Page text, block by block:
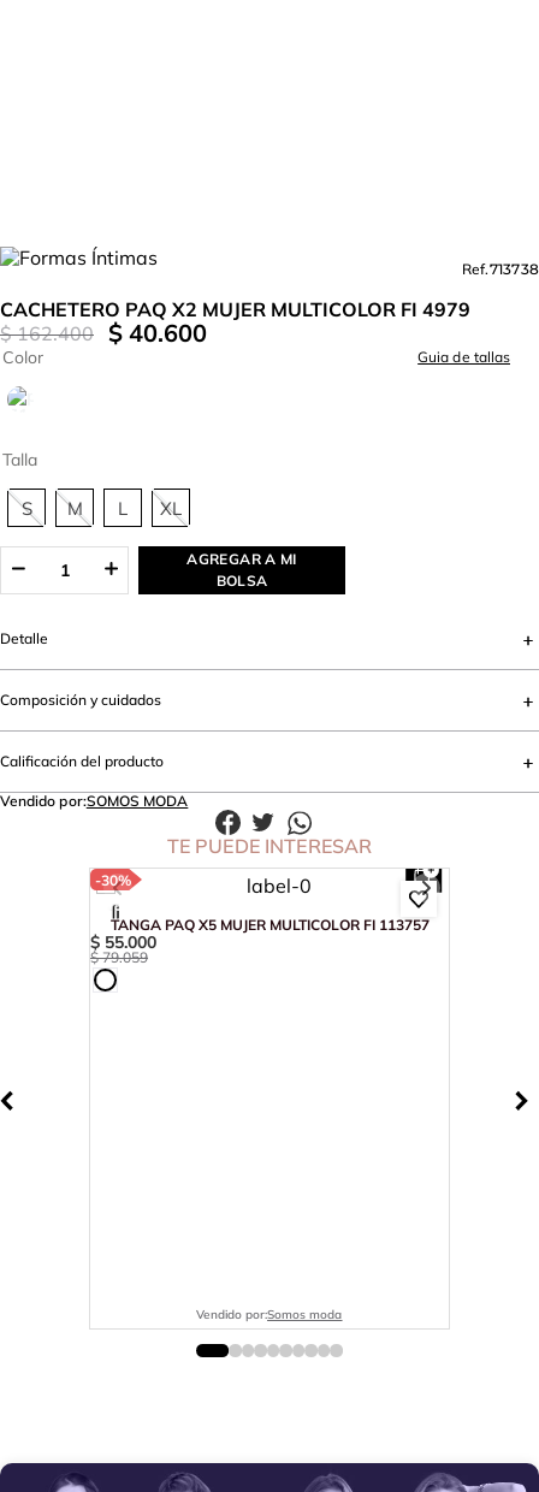
Ref.713738
CACHETERO PAQ X2 MUJER MULTICOLOR FI 4979
$ 162.400 $ 40.600
Talla
S M L XL
Color Guia de tallas
AGREGAR A MI
BOLSA
Detalle
Composición y cuidados
Calificación del producto
Vendido por:SOMOS MODA
TE PUEDE INTERESAR
-30%
TANGA PAQ X5 MUJER MULTICOLOR FI 113757
$ 55.000
$ 79.059
Vendido por:Somos moda